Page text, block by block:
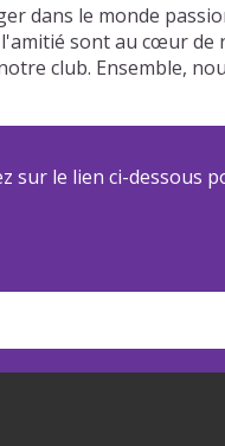
dans le monde
sont au cœur de
club. Ensemble,
sur le lien ci-dessous